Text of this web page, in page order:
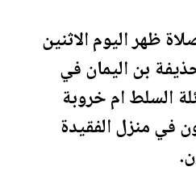
ظهر اليوم الاثنين
حذيفة بن اليمان في
السلطام خروبة
في منزل الفقيدة